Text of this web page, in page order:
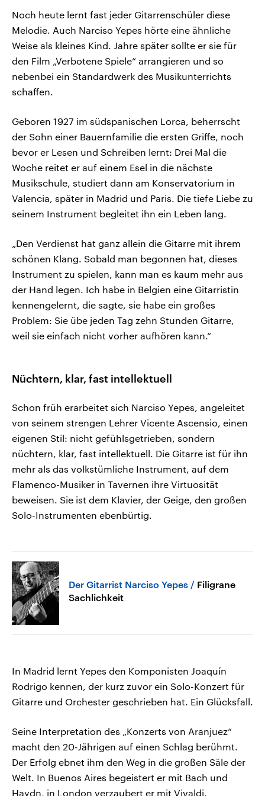
Noch heute lernt fast jeder Gitarrenschüler diese
Melodie. Auch Narciso Yepes hörte eine ähnliche
Weise als kleines Kind. Jahre später sollte er sie für
den Film „Verbotene Spiele“ arrangieren und so
nebenbei ein Standardwerk des Musikunterrichts
schaffen.
Geboren 1927 im südspanischen Lorca, beherrscht
der Sohn einer Bauernfamilie die ersten Griffe, noch
bevor er Lesen und Schreiben lernt: Drei Mal die
Woche reitet er auf einem Esel in die nächste
Musikschule, studiert dann am Konservatorium in
Valencia, später in Madrid und Paris. Die tiefe Liebe zu
seinem Instrument begleitet ihn ein Leben lang.
„Den Verdienst hat ganz allein die Gitarre mit ihrem
schönen Klang. Sobald man begonnen hat, dieses
Instrument zu spielen, kann man es kaum mehr aus
der Hand legen. Ich habe in Belgien eine Gitarristin
kennengelernt, die sagte, sie habe ein großes
Problem: Sie übe jeden Tag zehn Stunden Gitarre,
weil sie einfach nicht vorher aufhören kann.“
Nüchtern, klar, fast intellektuell
Schon früh erarbeitet sich Narciso Yepes, angeleitet
von seinem strengen Lehrer Vicente Ascensio, einen
eigenen Stil: nicht gefühlsgetrieben, sondern
nüchtern, klar, fast intellektuell. Die Gitarre ist für ihn
mehr als das volkstümliche Instrument, auf dem
Flamenco-Musiker in Tavernen ihre Virtuosität
beweisen. Sie ist dem Klavier, der Geige, den großen
Solo-Instrumenten ebenbürtig.
Der Gitarrist Narciso Yepes
Filigrane
Sachlichkeit
In Madrid lernt Yepes den Komponisten Joaquín
Rodrigo kennen, der kurz zuvor ein Solo-Konzert für
Gitarre und Orchester geschrieben hat. Ein Glücksfall.
Seine Interpretation des „Konzerts von Aranjuez“
macht den 20-Jährigen auf einen Schlag berühmt.
Der Erfolg ebnet ihm den Weg in die großen Säle der
Welt. In Buenos Aires begeistert er mit Bach und
Haydn, in London verzaubert er mit Vivaldi.